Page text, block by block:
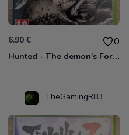
6.90 € 0
Hunted - The demon's Forge Xbox 360 (Complet CIB)
TheGamingR83